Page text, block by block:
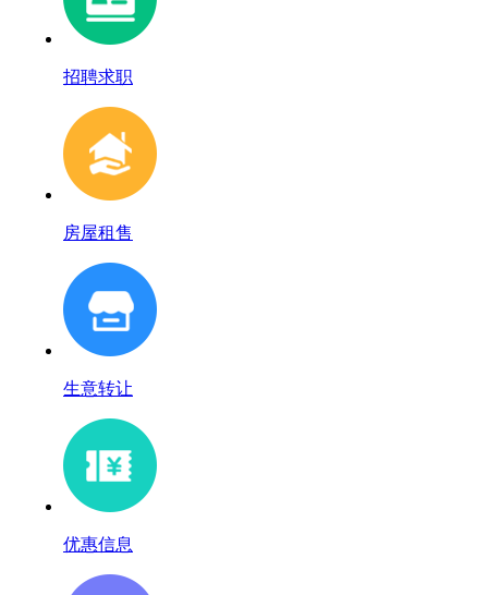
招聘求职
房屋租售
生意转让
优惠信息